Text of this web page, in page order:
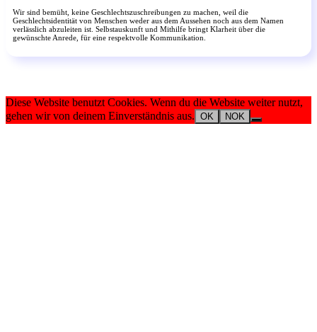
Wir sind bemüht, keine Geschlechtszuschreibungen zu machen, weil die
Geschlechtsidentität von Menschen weder aus dem Aussehen noch aus dem Namen
verlässlich abzuleiten ist. Selbstauskunft und Mithilfe bringt Klarheit über die
gewünschte Anrede, für eine respektvolle Kommunikation.
Diese Website benutzt Cookies. Wenn du die Website weiter nutzt,
gehen wir von deinem Einverständnis aus. OK NOK